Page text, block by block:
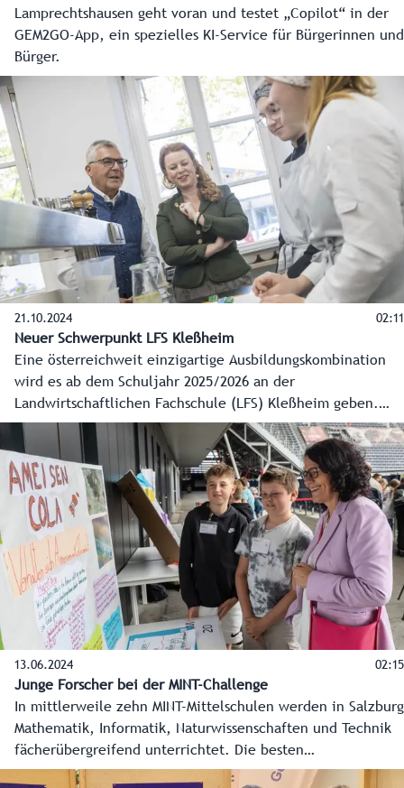
Lamprechtshausen geht voran und testet „Copilot“ in der
GEM2GO-App, ein spezielles KI-Service für Bürgerinnen und
Bürger.
21.10.2024 02:11
Neuer Schwerpunkt LFS Kleßheim
Eine österreichweit einzigartige Ausbildungskombination
wird es ab dem Schuljahr 2025/2026 an der
Landwirtschaftlichen Fachschule (LFS) Kleßheim geben.
Die Fachrichtung Betriebs- und Haushaltsmanagement
ebnet in Kooperation mit dem Salzburger
Apothekerverband den Einstieg in die Lehre zur
pharmazeutisch-kaufmännischen Assistenz (PKA).
13.06.2024 02:15
Junge Forscher bei der MINT-Challenge
In mittlerweile zehn MINT-Mittelschulen werden in Salzburg
Mathematik, Informatik, Naturwissenschaften und Technik
fächerübergreifend unterrichtet. Die besten
Forschungsprojekte der elf- bis 13-jährigen Schülerinnen